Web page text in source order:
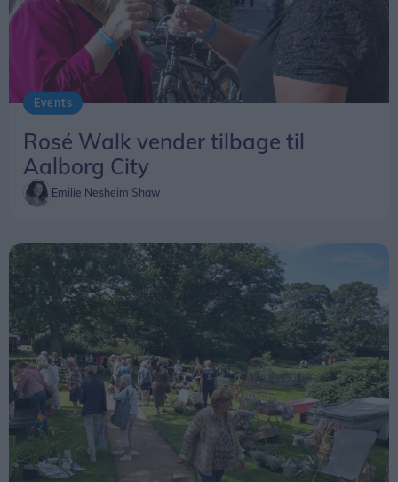
Vil man se det præcise tidspunkt for
solformørkelsen på en bestemt lokation kan den
findesher
Events
Rosé Walk vender tilbage til
Aalborg City
Emilie Nesheim Shaw